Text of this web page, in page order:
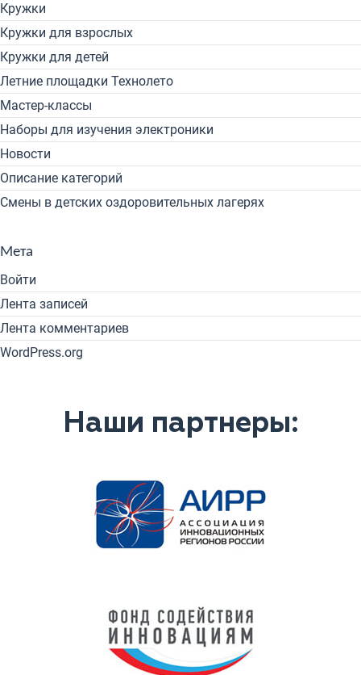
Кружки
Кружки для взрослых
Кружки для детей
Летние площадки Технолето
Мастер-классы
Наборы для изучения электроники
Новости
Описание категорий
Смены в детских оздоровительных лагерях
Мета
Войти
Лента записей
Лента комментариев
WordPress.org
Наши партнеры: